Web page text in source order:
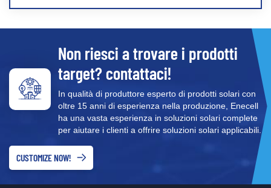
Non riesci a trovare i prodotti
target? contattaci!
In qualità di produttore esperto di prodotti solari con
oltre 15 anni di esperienza nella produzione, Enecell
ha una vasta esperienza in soluzioni solari complete
per aiutare i clienti a offrire soluzioni solari applicabili.
CUSTOMIZE NOW!